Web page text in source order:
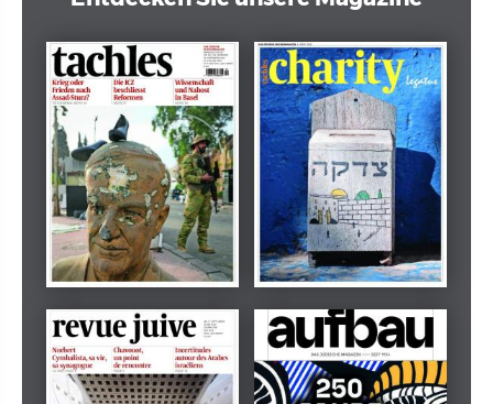
Dezember 2024
tachles
März 2026
Beilage